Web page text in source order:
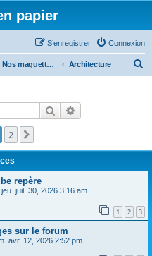
papier
Connexion
S’enregistrer
Nos maquettes à télécharger Architecture
r
Rechercher
2
repère
jeu. juil. 30, 2026 3:16 am
1 2 3
sur le forum
avr. 12, 2026 2:52 pm